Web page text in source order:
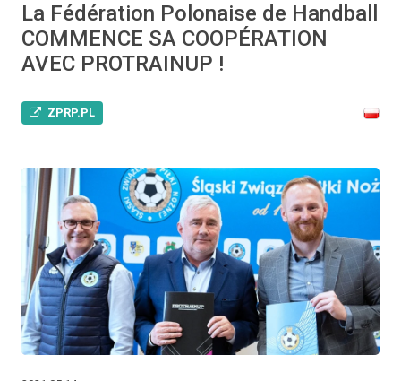
La Fédération Polonaise de Handball
COMMENCE SA COOPÉRATION
AVEC PROTRAINUP !
ZPRP.PL